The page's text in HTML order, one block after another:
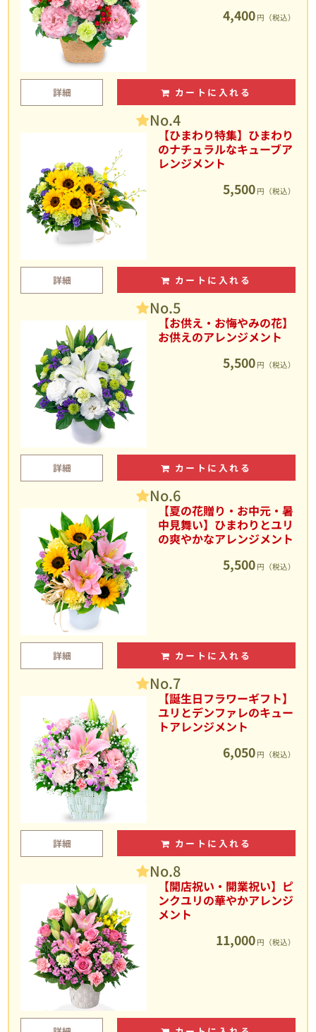
4,400 円（税込）
詳細 カートに入れる
No.4
【ひまわり特集】ひまわり
のナチュラルなキューブア
レンジメント
5,500 円（税込）
詳細 カートに入れる
No.5
【お供え・お悔やみの花】
お供えのアレンジメント
5,500 円（税込）
詳細 カートに入れる
No.6
【夏の花贈り・お中元・暑
中見舞い】ひまわりとユリ
の爽やかなアレンジメント
5,500 円（税込）
詳細 カートに入れる
No.7
【誕生日フラワーギフト】
ユリとデンファレのキュー
トアレンジメント
6,050 円（税込）
詳細 カートに入れる
No.8
【開店祝い・開業祝い】ピ
ンクユリの華やかアレンジ
メント
11,000 円（税込）